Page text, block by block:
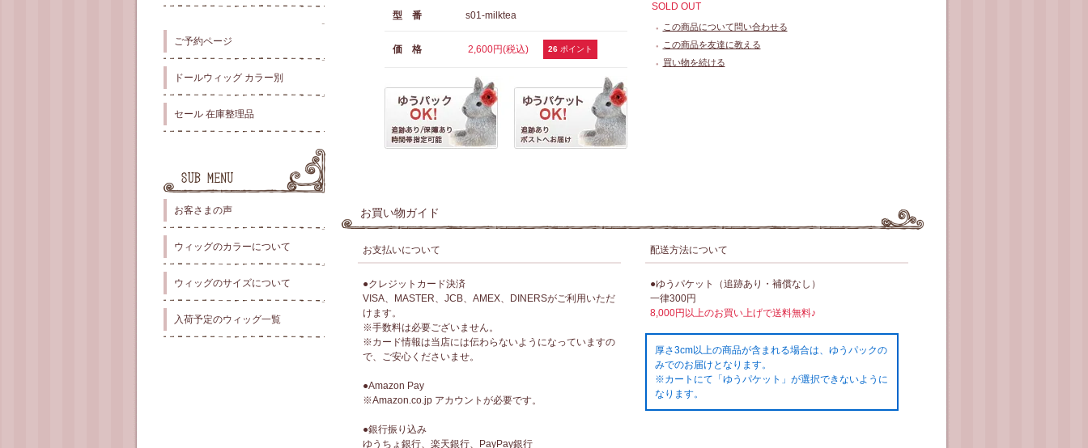
ご予約ページ
ドールウィッグ カラー別
セール 在庫整理品
お客さまの声
ウィッグのカラーについて
ウィッグのサイズについて
入荷予定のウィッグ一覧
型 番 s01-milktea
価 格 2,600円(税込) 26ポイント
SOLD OUT
● この商品について問い合わせる
● この商品を友達に教える
● 買い物を続ける
お買い物ガイド
お支払いについて
●クレジットカード決済
VISA、MASTER、JCB、AMEX、DINERSがご利用いただ
けます。
※手数料は必要ございません。
※カード情報は当店には伝わらないようになっていますの
で、ご安心くださいませ。
●Amazon Pay
※Amazon.co.jp アカウントが必要です。
●銀行振り込み
ゆうちょ銀行、楽天銀行、PayPay銀行
配送方法について
●ゆうパケット（追跡あり・補償なし）
一律300円
8,000円以上のお買い上げで送料無料♪
厚さ3cm以上の商品が含まれる場合は、ゆうパックの
みでのお届けとなります。
※カートにて「ゆうパケット」が選択できないように
なります。